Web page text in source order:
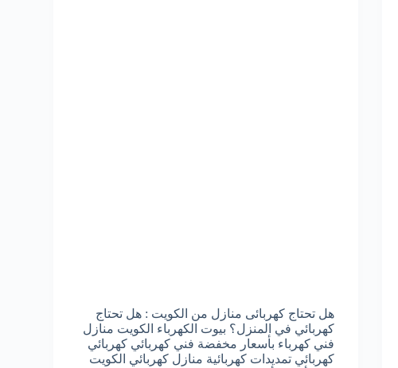
هل تحتاج كهربائى منازل من الكويت : هل تحتاج
كهربائي في المنزل؟ بيوت الكهرباء الكويت منازل
فني كهرباء بأسعار مخفضة فني كهربائي كهربائي
كهربائي تمديدات كهربائية منازل كهربائي الكويت